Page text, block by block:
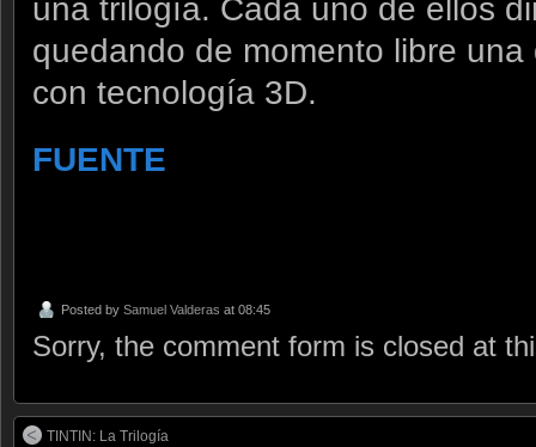
una trilogía. Cada uno de ellos
quedando de momento libre
con tecnología 3D.
FUENTE
Posted by Samuel Valderas at 08:45
Sorry, the comment form is closed at
TINTIN: La Trilogía